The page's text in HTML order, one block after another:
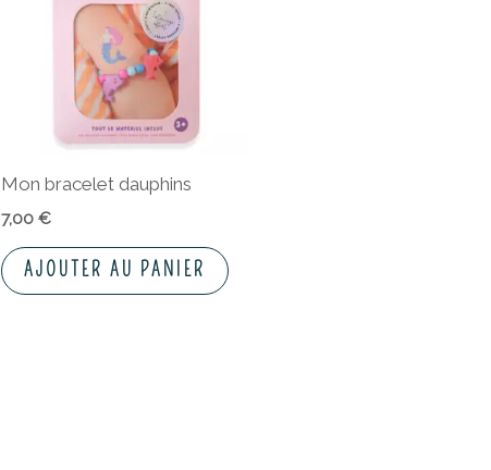
Mon bracelet dauphins
7,00 €
AJOUTER AU PANIER